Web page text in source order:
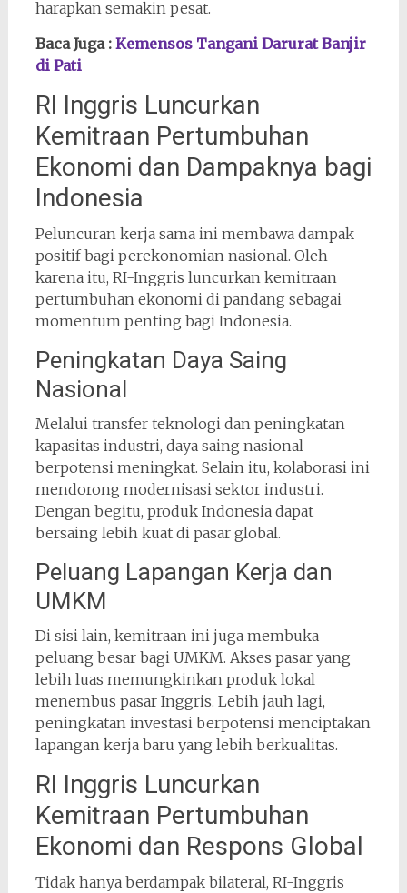
harapkan semakin pesat.
Baca Juga : Kemensos Tangani Darurat Banjir
di Pati
RI Inggris Luncurkan
Kemitraan Pertumbuhan
Ekonomi dan Dampaknya bagi
Indonesia
Peluncuran kerja sama ini membawa dampak
positif bagi perekonomian nasional. Oleh
karena itu, RI-Inggris luncurkan kemitraan
pertumbuhan ekonomi di pandang sebagai
momentum penting bagi Indonesia.
Peningkatan Daya Saing
Nasional
Melalui transfer teknologi dan peningkatan
kapasitas industri, daya saing nasional
berpotensi meningkat. Selain itu, kolaborasi ini
mendorong modernisasi sektor industri.
Dengan begitu, produk Indonesia dapat
bersaing lebih kuat di pasar global.
Peluang Lapangan Kerja dan
UMKM
Di sisi lain, kemitraan ini juga membuka
peluang besar bagi UMKM. Akses pasar yang
lebih luas memungkinkan produk lokal
menembus pasar Inggris. Lebih jauh lagi,
peningkatan investasi berpotensi menciptakan
lapangan kerja baru yang lebih berkualitas.
RI Inggris Luncurkan
Kemitraan Pertumbuhan
Ekonomi dan Respons Global
Tidak hanya berdampak bilateral, RI-Inggris